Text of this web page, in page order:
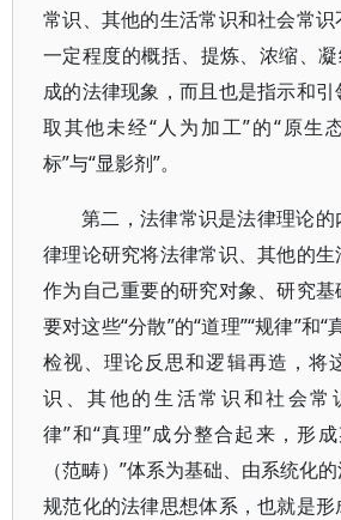
常识、其他的生活常识和社会常
一定程度的概括、提炼、浓缩、
成的法律现象，而且也是指示和
取其他未经“人为加工”的“原生
标”与“显影剂”。
第二，法律常识是法律理论
律理论研究将法律常识、其他的
作为自己重要的研究对象、研究
要对这些“分散”的“道理”“规律”和
检视、理论反思和逻辑再造，将
识、其他的生活常识和社会常
律”和“真理”成分整合起来，形
（范畴）”体系为基础、由系统化
规范化的法律思想体系，也就是形